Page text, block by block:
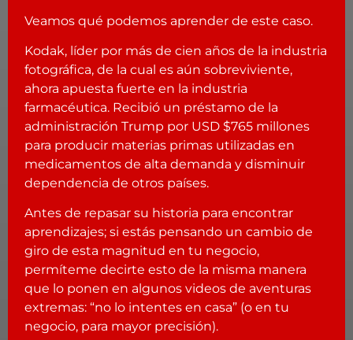
Veamos qué podemos aprender de este caso.
Kodak, líder por más de cien años de la industria
fotográfica, de la cual es aún sobreviviente,
ahora apuesta fuerte en la industria
farmacéutica. Recibió un préstamo de la
administración Trump por USD $765 millones
para producir materias primas utilizadas en
medicamentos de alta demanda y disminuir
dependencia de otros países.
Antes de repasar su historia para encontrar
aprendizajes; si estás pensando un cambio de
giro de esta magnitud en tu negocio,
permíteme decirte esto de la misma manera
que lo ponen en algunos videos de aventuras
extremas: “no lo intentes en casa” (o en tu
negocio, para mayor precisión).